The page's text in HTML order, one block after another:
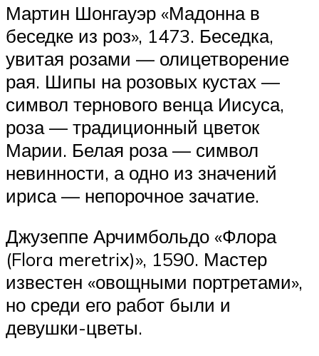
Мартин Шонгауэр «Мадонна в
беседке из роз», 1473. Беседка,
увитая розами — олицетворение
рая. Шипы на розовых кустах —
символ тернового венца Иисуса,
роза — традиционный цветок
Марии. Белая роза — символ
невинности, а одно из значений
ириса — непорочное зачатие.
Джузеппе Арчимбольдо «Флора
(Flora meretrix)», 1590. Мастер
известен «овощными портретами»,
но среди его работ были и
девушки-цветы.